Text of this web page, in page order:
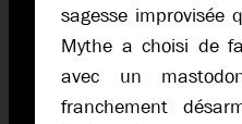
sagesse improvisée
Mythe a choisi de
avec un
franchement